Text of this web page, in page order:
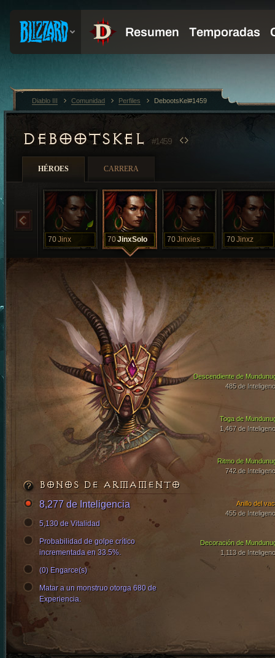
DEBOOTSKEL #1459
HÉROES CARRERA
70Jinx 70JinxSolo 70Jinxies 70Jinxz
Toga de
1,467 de
Ritmo de
742 de
Descendiente de
485 de
Decoración de
1,113 de
Anillo del
455 de
BONOS DE ARMAMENTO
8,277 de Inteligencia
5,130 de Vitalidad
Probabilidad de golpe crítico
incrementada en 33.5%.
(0) Engarce(s)
Matar a un monstruo otorga 680 de
Experiencia.
Diablo III Comunidad Perfiles DebootsKel#1459